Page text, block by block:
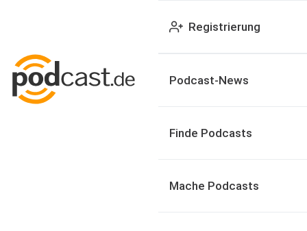
Registrierung
Podcast-News
Finde Podcasts
Mache Podcasts